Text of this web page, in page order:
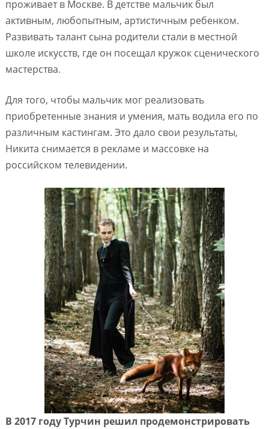
проживает в Москве. В детстве мальчик был
активным, любопытным, артистичным ребенком.
Развивать талант сына родители стали в местной
школе искусств, где он посещал кружок сценического
мастерства.
Для того, чтобы мальчик мог реализовать
приобретенные знания и умения, мать водила его по
различным кастингам. Это дало свои результаты,
Никита снимается в рекламе и массовке на
российском телевидении.
В 2017 году Турчин решил продемонстрировать